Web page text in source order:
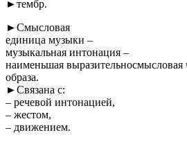
►тембр.
►Смысловая
единица музыки –
музыкальная интонация –
наименьшая выразительносмысловая
образа.
►Связана с:
– речевой интонацией,
– жестом,
– движением.